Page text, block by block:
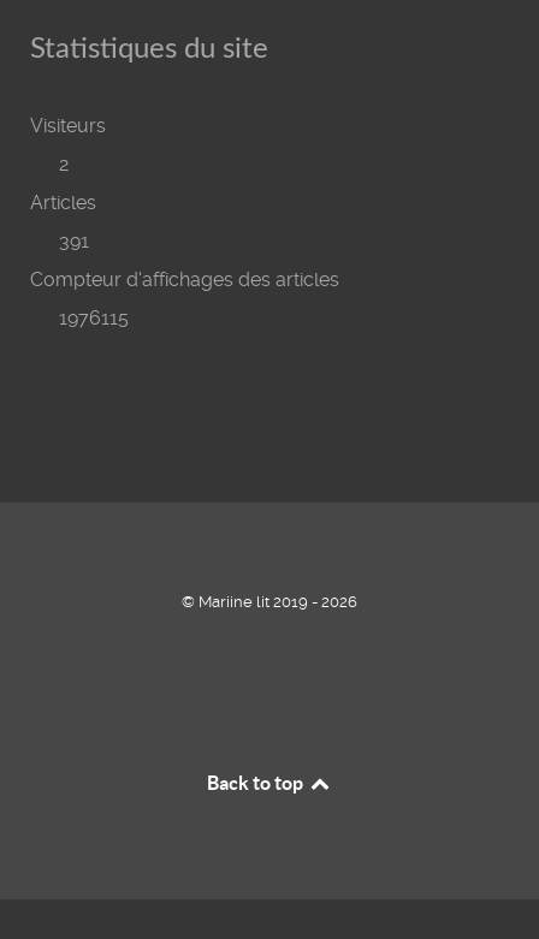
Statistiques du site
Visiteurs
2
Articles
391
Compteur d'affichages des articles
1976115
© Mariine lit 2019 - 2026
Back to top